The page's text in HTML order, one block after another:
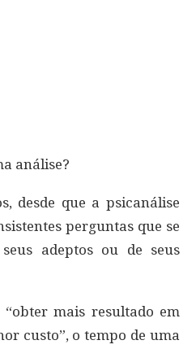
análise?
desde que a psicanálise
perguntas que se
adeptos ou de seus
mais resultado em
custo”, o tempo de uma